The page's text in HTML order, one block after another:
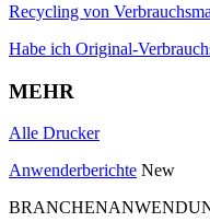
Recycling von
Habe ich Original-
MEHR
Alle Drucker
Anwenderberichte New